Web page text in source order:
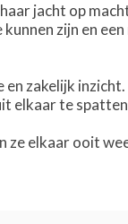
jacht op
zijn en
zakelijk
elkaar te
elkaar ooit